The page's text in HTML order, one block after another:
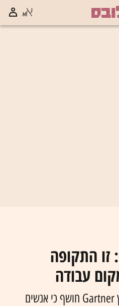
התקופה
עבודה
מחקר חדש של חברת הייעוץ Gartner חושף כי אנשים